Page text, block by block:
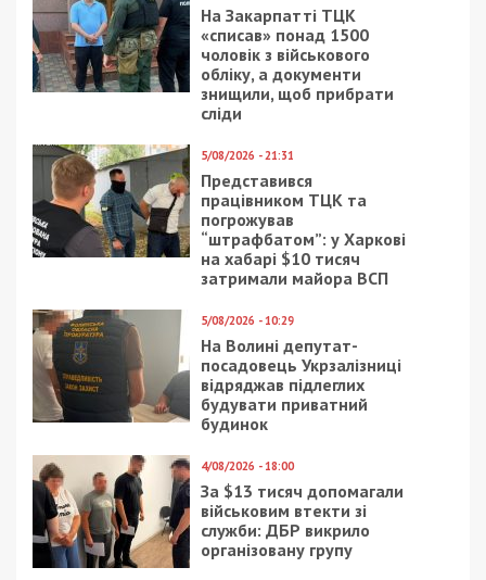
На Закарпатті ТЦК
«списав» понад 1500
чоловік з військового
обліку, а документи
знищили, щоб прибрати
сліди
5/08/2026 - 21:31
Представився
працівником ТЦК та
погрожував
“штрафбатом”: у Харкові
на хабарі $10 тисяч
затримали майора ВСП
5/08/2026 - 10:29
На Волині депутат-
посадовець Укрзалізниці
відряджав підлеглих
будувати приватний
будинок
4/08/2026 - 18:00
За $13 тисяч допомагали
військовим втекти зі
служби: ДБР викрило
організовану групу